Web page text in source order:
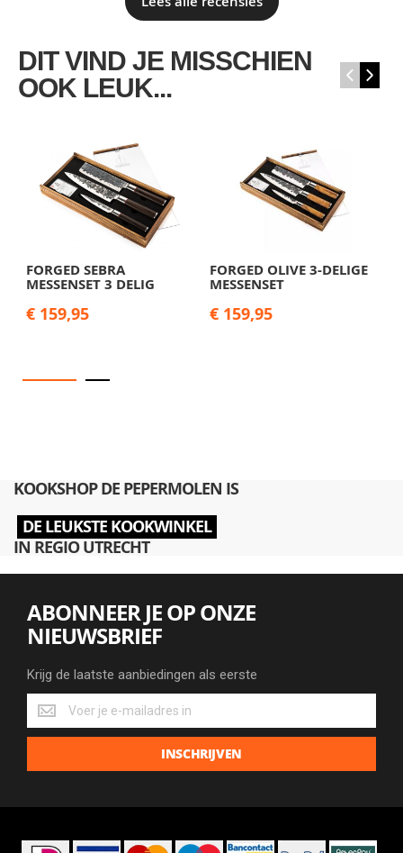
DIT VIND JE MISSCHIEN
OOK LEUK...
‹ ›
FORGED SEBRA
MESSENSET 3 DELIG
€ 159,95
FORGED OLIVE 3-DELIGE
MESSENSET
€ 159,95
KOOKSHOP DE PEPERMOLEN IS
DE LEUKSTE KOOKWINKEL
IN REGIO UTRECHT
ABONNEER JE OP ONZE
NIEUWSBRIEF
Krijg de laatste aanbiedingen als eerste
Krijg
de
laatste
INSCHRIJVEN